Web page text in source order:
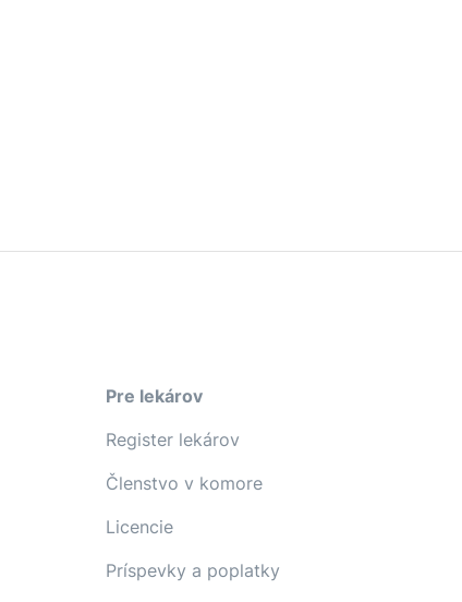
Pre lekárov
Register lekárov
Členstvo v komore
Licencie
Príspevky a poplatky